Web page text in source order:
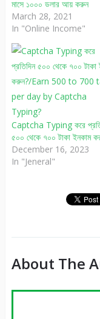
মাসে ১০০০ ডলার আয় করুন
March 28, 2021
In "Online Income"
Captcha Typing করে
৫০০ থেকে ৭০০ টাকা ইনকাম
December 16, 2023
In "Jeneral"
About The